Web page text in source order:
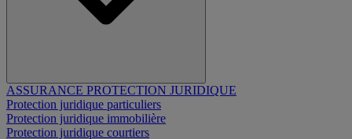
ASSURANCE PROTECTION JURIDIQUE
Protection juridique particuliers
Protection juridique immobilière
Protection juridique courtiers